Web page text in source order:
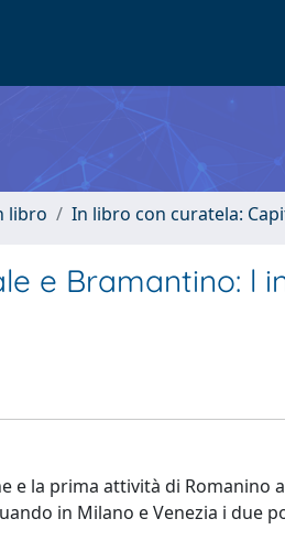
libro In libro con curatela:
e Bramantino: l
la prima attività di Romanino
in Milano e Venezia i due